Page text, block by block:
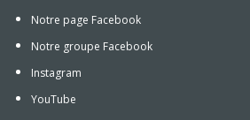
Notre page Facebook
Notre groupe Facebook
Instagram
YouTube